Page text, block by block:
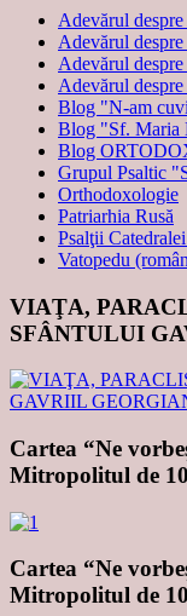
Adevărul
Adevărul
Adevărul
Adevărul
Blog "N-am
Blog "Sf. Maria
Blog
Grupul Psaltic
Orthodoxologie
Patriarhia Rusă
Psalţii
Vatopedu
VIAŢA,
SFÂNTULUI
Cartea “Ne
Mitropolitul de
Cartea “Ne
Mitropolitul de